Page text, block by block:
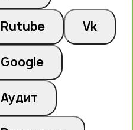
Rutube Vk
Google
Аудит